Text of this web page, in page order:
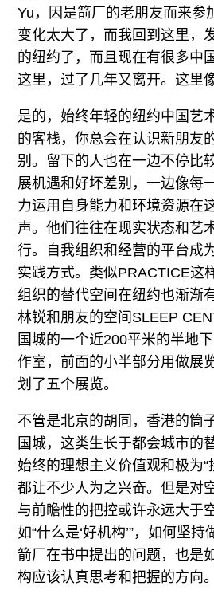
Yu，因是箭厂的老朋友而来参
变化太大了，而我回到这里，
的纽约了，而且现在有很多中
这里，过了几年又离开。这里
是的，始终年轻的纽约中国艺
的客栈，你总会在认识新朋友
别。留下的人也在一边不停比
展机遇和好坏差别，一边像每
力运用自身能力和环境资源在
声。他们往往在现实状态和艺
行。自我组织和经营的平台成
实践方式。类似PRACTICE这
组织的替代空间在纽约也渐渐
林锐和朋友的空间SLEEP
国城的一个近200平米的半地
作室，前面的小半部分用做展
划了五个展览。
不管是北京的胡同，香港的筒
国城，这类生长于都会城市的
始终的理想主义价值观和极为“
都让不少人为之兴奋。但是对
与前瞻性的把控或许永远大于
如“什么是‘好机构’”，如何坚持
箭厂在书中提出的问题，也是
构应该认真思考和把握的方向。